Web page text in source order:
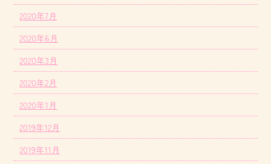
2020年7月
2020年6月
2020年3月
2020年2月
2020年1月
2019年12月
2019年11月